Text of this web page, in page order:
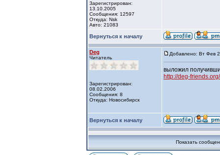
Зарегистрирован:
13.10.2005
Сообщения: 12597
Откуда: Nsk
Авто: 21083
Вернуться к началу
Deg
Читатель
Зарегистрирован:
08.02.2006
Сообщения: 8
Откуда: Новосибирск
Добавлено: Вт Фев
выложил
http://deg-
Вернуться к началу
Показать